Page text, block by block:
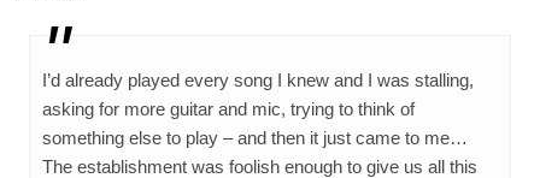
I’d already played every song I knew and I was stalling,
asking for more guitar and mic, trying to think of
something else to play – and then it just came to me…
The establishment was foolish enough to give us all this